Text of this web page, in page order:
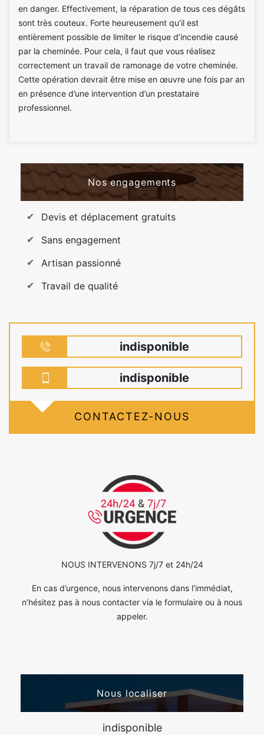
en danger. Effectivement, la réparation de tous ces dégâts
sont très couteux. Forte heureusement qu’il est
entièrement possible de limiter le risque d’incendie causé
par la cheminée. Pour cela, il faut que vous réalisez
correctement un travail de ramonage de votre cheminée.
Cette opération devrait être mise en œuvre une fois par an
en présence d’une intervention d’un prestataire
professionnel.
Nos engagements
Devis et déplacement gratuits
Sans engagement
Artisan passionné
Travail de qualité
indisponible
indisponible
CONTACTEZ-NOUS
NOUS INTERVENONS 7j/7 et 24h/24
En cas d’urgence, nous intervenons dans l’immédiat,
n’hésitez pas à nous contacter via le formulaire ou à nous
appeler.
Nous localiser
indisponible